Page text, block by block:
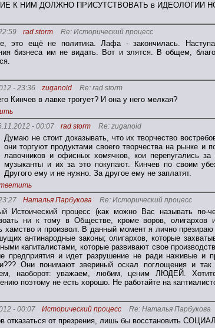
К НИМ ДОЛЖНО ПРИСУТСТВОВАТЬ в ИДЕОЛОГИИ
rad storm Re: Исторический процесс
это ещё не политика. Лафа - закончилась.
бизнеса им не видать. Вот и злятся. В общем,
- 23:36 zuganoid Re: rad storm
Кинчев в лавке трогует? И она у него мелкая?
- 00:07
rad storm Re: zuganoid
Думаю не стоит доказывать, что их творчество
они торгуют продуктами своего творчества на рынке и
лавочников и офисных хомячков, кои перепугались
музыканты и их за это покупают. Кинчев по своим
Другого ему и не нужно. За другое ему не заплатят.
Наталья Парбукова Re: Исторический процесс
Истоический процесс (как можно Вас называть
ни к тому в Обществе, кроме воров, олигархов
хамство и произвол. В данный момент я лично
антинародные законы; олигархов, которые
капиталистами, которые развивают свое
предприятия и идет разрушение не ради наживые
Они понимают звериный оскал поглощения и
наоборот: уважаем, любим, ценим ЛЮДЕЙ.
поэтому не есть хорошо. Не работайте на
- 00:07 Исторический процесс Re: Наталья Парбукова
отказаться от презрения, лишь бы восстановить